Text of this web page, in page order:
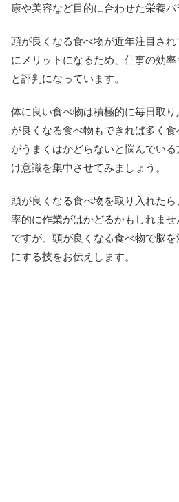
康や美容など目的に合わせた栄養バ
頭が良くなる食べ物が近年注目さ
にメリットになるため、仕事の効
と評判になっています。
体に良い食べ物は積極的に毎日取
が良くなる食べ物もできれば多く
がうまくはかどらないと悩んでい
け意識を集中させてみましょう。
頭が良くなる食べ物を取り入れた
率的に作業がはかどるかもしれま
ですが、頭が良くなる食べ物で脳
にする技をお伝えします。